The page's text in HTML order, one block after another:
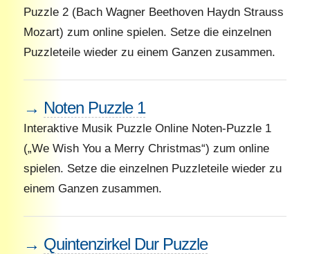
Puzzle 2 (Bach Wagner Beethoven Haydn Strauss
Mozart) zum online spielen. Setze die einzelnen
Puzzleteile wieder zu einem Ganzen zusammen.
→ Noten Puzzle 1
Interaktive Musik Puzzle Online Noten-Puzzle 1
(„We Wish You a Merry Christmas“) zum online
spielen. Setze die einzelnen Puzzleteile wieder zu
einem Ganzen zusammen.
→ Quintenzirkel Dur Puzzle